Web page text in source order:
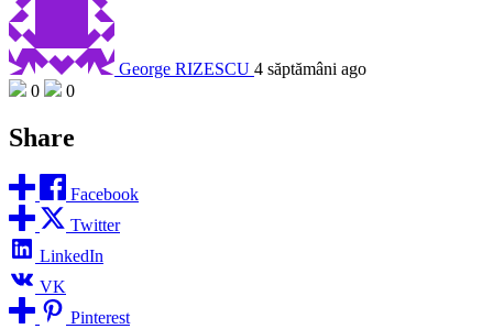
George RIZESCU 4 săptămâni ago
0
0
Share
Facebook
Twitter
LinkedIn
VK
Pinterest